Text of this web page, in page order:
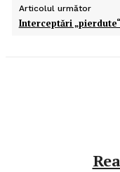
Articolul următor
Interceptări „pierdute“